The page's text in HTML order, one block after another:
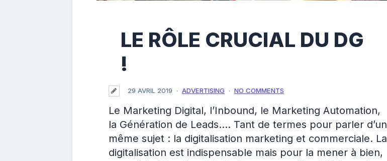
LE RÔLE CRUCIAL DU DG
!
29 AVRIL 2019 ADVERTISING NO COMMENTS
Le Marketing Digital, l’Inbound, le Marketing Automation,
la Génération de Leads…. Tant de termes pour parler d’un
même sujet : la digitalisation marketing et commerciale. La
digitalisation est indispensable mais pour la mener à bien,